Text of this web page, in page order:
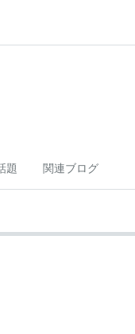
題 関連ブログ